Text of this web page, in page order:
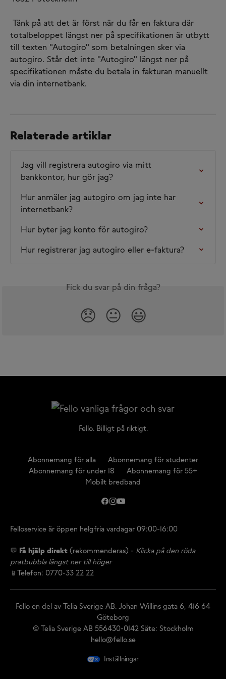
totalbeloppet längst ner på specifikationen är utbytt
till texten "Autogiro" som betalningen sker via
autogiro. Står det inte "Autogiro" längst ner på
specifikationen måste du betala in fakturan manuellt
via din internetbank.
Relaterade artiklar
Jag vill registrera autogiro via mitt
bankkontor, hur gör jag?
Hur anmäler jag autogiro om jag inte har
internetbank?
Hur byter jag konto för autogiro?
Hur registrerar jag autogiro eller e-faktura?
Fick du svar på din fråga?
😞 😐 😃
Fello. Billigt på riktigt.
Abonnemang för alla
Abonnemang för studenter
Abonnemang för under 18
Abonnemang för 55+
Mobilt bredband
Felloservice är öppen helgfria vardagar 09:00-16:00
💬 Få hjälp direkt (rekommenderas) - Klicka på den röda
pratbubbla längst ner till höger
📱Telefon: 0770-33 22 22
Fello en del av Telia Sverige AB. Johan Willins gata 6, 416 64
Göteborg
© Telia Sverige AB 556430-0142 Säte: Stockholm
hello@fello.se
Inställningar